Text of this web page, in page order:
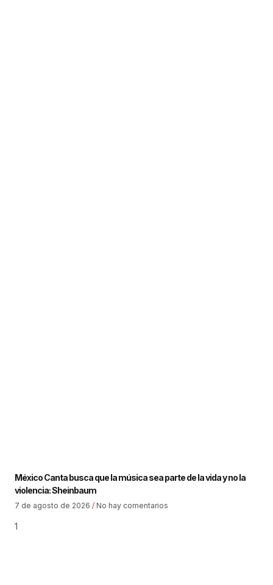
México Canta busca que la música sea parte de la vida y no la
violencia: Sheinbaum
7 de agosto de 2026 No hay comentarios